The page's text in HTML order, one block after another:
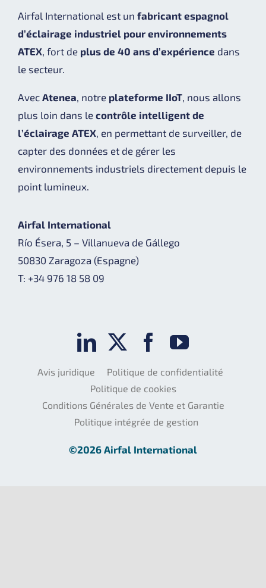
Airfal International est un fabricant espagnol
d’éclairage industriel pour environnements
ATEX, fort de plus de 40 ans d’expérience dans
le secteur.
Avec Atenea, notre plateforme IIoT, nous allons
plus loin dans le contrôle intelligent de
l’éclairage ATEX, en permettant de surveiller, de
capter des données et de gérer les
environnements industriels directement depuis le
point lumineux.
Airfal International
Río Ésera, 5 – Villanueva de Gállego
50830 Zaragoza (Espagne)
T: +34 976 18 58 09
Avis juridique
Politique de confidentialité
Politique de cookies
Conditions Générales de Vente et Garantie
Politique intégrée de gestion
©2026 Airfal International